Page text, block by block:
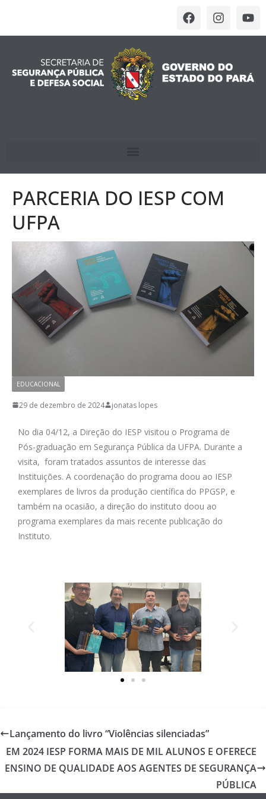
PARCERIA DO IESP COM
UFPA
EDUCACIONAL
29 de dezembro de 2024 jonatas lopes
No dia 04/12, a Direção do IESP visitou o Programa de
Pós-graduação em Segurança Pública da UFPA. Durante a
visita, foram tratados assuntos de interesse das
Instituições. A coordenação do programa doou ao IESP
exemplares de livros da produção científica do PPGSP, e
também na ocasião, a direção do instituto doou ao
programa exemplares da mais recente publicação do
Instituto.
Lançamento do livro “Violências silenciadas”
EM 2024 IESP FORMA MAIS DE MIL ALUNOS E OFERECE
ENSINO DE QUALIDADE AOS AGENTES DE SEGURANÇA
PÚBLICA